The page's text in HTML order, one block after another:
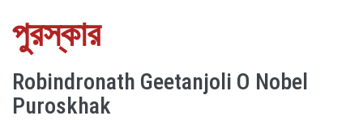
পুরস্কার
Robindronath Geetanjoli O Nobel
Puroskhak